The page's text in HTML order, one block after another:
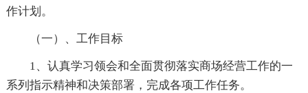
作计划。
（一）、工作目标
1、认真学习领会和全面贯彻落实商场经营工作的一
系列指示精神和决策部署，完成各项工作任务。